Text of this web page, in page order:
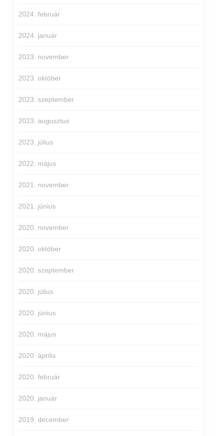
2024. február
2024. január
2023. november
2023. október
2023. szeptember
2023. augusztus
2023. július
2022. május
2021. november
2021. június
2020. november
2020. október
2020. szeptember
2020. július
2020. június
2020. május
2020. április
2020. február
2020. január
2019. december